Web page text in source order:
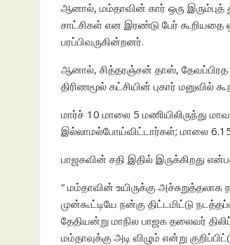
ஆனால், மம்தாவின் கார் ஒரு
சாட்சிகள் என இரண்டு பேர்
பரப்பிவருகின்றனர்.
ஆனால், சித்தரஞ்சன் தாஸ், தேவப்பிரத
திரிணமூல் கட்சியின் புகார் மனுவில்
மார்ச் 10 மாலை 5 மணியிலிருந்து
இல்லாமல்போய்விட்டார்கள்; மாலை 6.15
பாஜகவின் சதி இதில் இருக்கிறது
“ மம்தாவின் உயிருக்கு
முன்கூட்டியே நன்கு திட்டமிட்டு
தேதியன்று மாநில பாஜக தலைவர்
மம்தாவுக்கு அடி விழும் என்று